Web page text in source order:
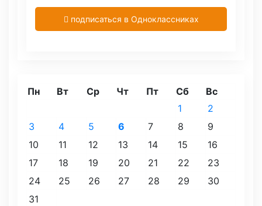
подписаться в Одноклассниках
Пн Вт Ср Чт Пт Сб Вс
1
2
3
4 5 6 7 8
9
10
11 12 13 14 15
16
17
18 19 20 21 22
23
24
25 26 27 28 29
30
31